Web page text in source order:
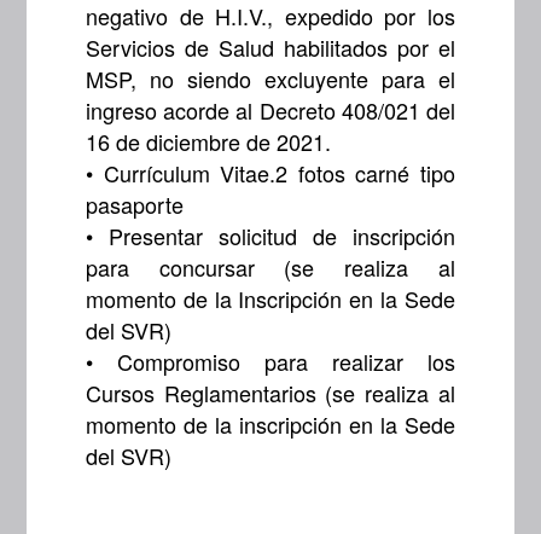
negativo de H.I.V., expedido por los
Servicios de Salud habilitados por el
MSP, no siendo excluyente para el
ingreso acorde al Decreto 408/021 del
16 de diciembre de 2021.
• Currículum Vitae.2 fotos carné tipo
pasaporte
• Presentar solicitud de inscripción
para concursar (se realiza al
momento de la Inscripción en la Sede
del SVR)
• Compromiso para realizar los
Cursos Reglamentarios (se realiza al
momento de la inscripción en la Sede
del SVR)